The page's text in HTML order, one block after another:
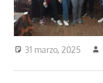
31 marzo, 2025